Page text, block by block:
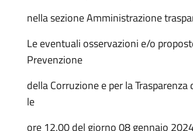
nella sezione Amministrazione
Le eventuali osservazioni e/o
Prevenzione
della Corruzione e per la
le
ore 12,00 del giorno 08 gennaio